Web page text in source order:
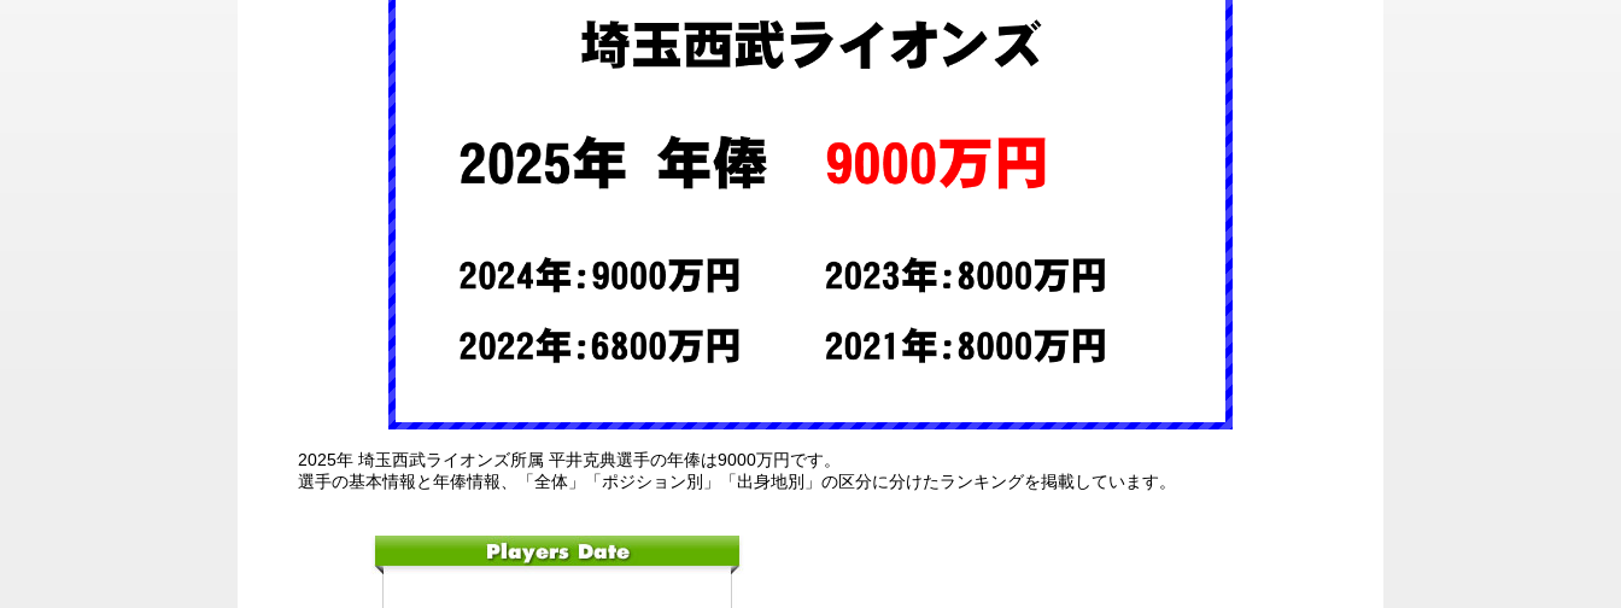
2025年 埼玉西武ライオンズ所属 平井克典選手の年俸は9000万円です。
選手の基本情報と年俸情報、「全体」「ポジション別」「出身地別」の区分に分けたランキングを掲載しています。